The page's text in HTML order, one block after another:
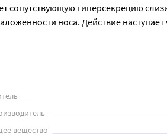
сопутствующую гиперсекрецию
носа. Действие
вещество